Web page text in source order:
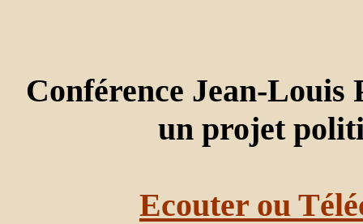
Conférence Jean-
un projet
Ecouter ou